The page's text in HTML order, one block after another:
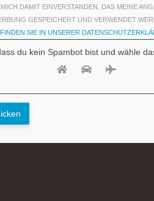
DAMIT EINVERSTANDEN, DAS MEINE
GESPEICHERT UND VERWENDET
SIE IN UNSERER
du kein Spambot bist und wähle